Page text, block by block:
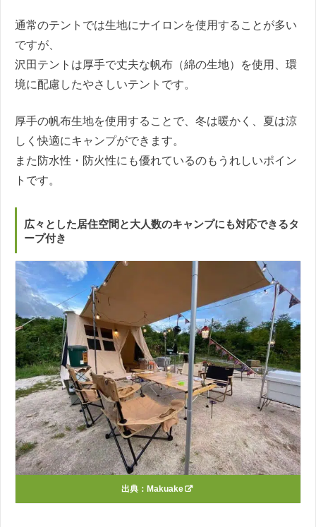
通常のテントでは生地にナイロンを使用することが多い
ですが、
沢田テントは厚手で丈夫な帆布（綿の生地）を使用、環
境に配慮したやさしいテントです。
厚手の帆布生地を使用することで、冬は暖かく、夏は涼
しく快適にキャンプができます。
また防水性・防火性にも優れているのもうれしいポイン
トです。
広々とした居住空間と大人数のキャンプにも対応できるタ
ープ付き
出典： Makuake